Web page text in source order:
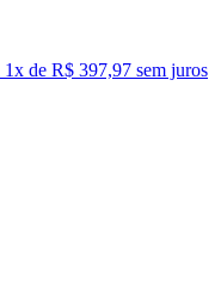
1x de R$ 397,97 sem juros